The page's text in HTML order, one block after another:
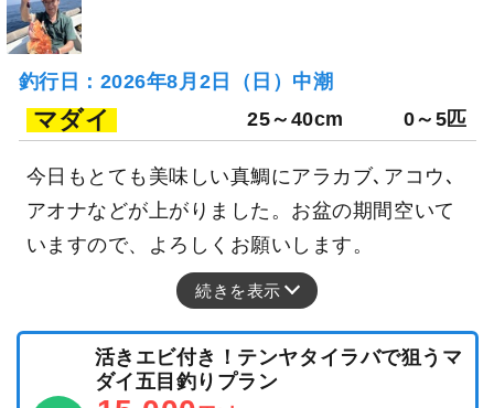
釣行日：2026年8月2日（日）中潮
マダイ 25～40cm 0～5匹
今日もとても美味しい真鯛にアラカブ､アコウ､
アオナなどが上がりました。お盆の期間空いて
いますので、よろしくお願いします。
続きを表示
活きエビ付き！テンヤタイラバで狙うマ
ダイ五目釣りプラン